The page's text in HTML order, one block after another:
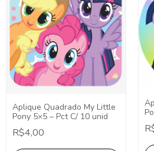
Aplique Quadrado My Little
Pony 5×5 – Pct C/ 10 unid
R$4,00